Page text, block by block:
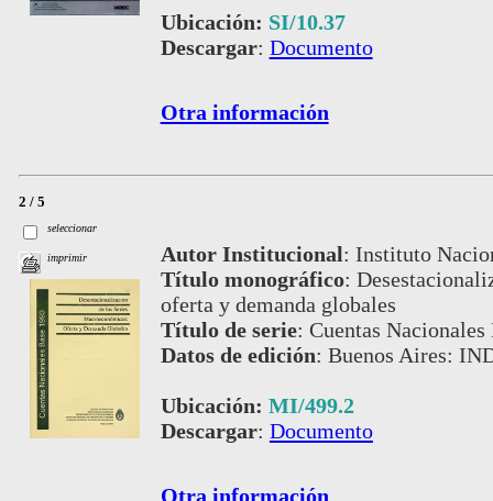
Ubicación: SI/10.37
Descargar: Documento
Otra información
2 / 5
seleccionar
imprimir Autor Institucional: Instituto
Título monográfico:
oferta y demanda globales
Título de serie: Cuentas Nacionales
Datos de edición: Buenos Aires:
Ubicación: MI/499.2
Descargar: Documento
Otra información